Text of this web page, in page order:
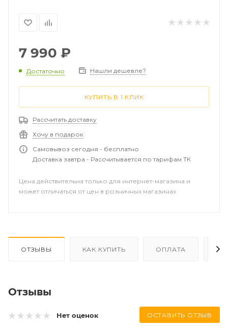
7 990 ₽
Достаточно Нашли дешевле?
КУПИТЬ В 1 КЛИК
Рассчитать доставку
Хочу в подарок
Самовывоз сегодня - бесплатно
Доставка завтра - Рассчитывается по тарифам ТК
Цена действительна только для интернет-магазина и
может отличаться от цен в розничных магазинах
ОТЗЫВЫ КАК КУПИТЬ ОПЛАТА
Отзывы
Нет оценок ОСТАВИТЬ ОТЗЫВ